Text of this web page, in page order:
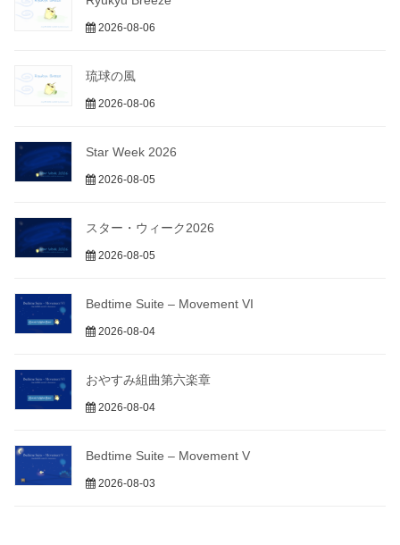
2026-08-06
琉球の風
2026-08-06
Star Week 2026
2026-08-05
スター・ウィーク2026
2026-08-05
Bedtime Suite – Movement VI
2026-08-04
おやすみ組曲第六楽章
2026-08-04
Bedtime Suite – Movement V
2026-08-03